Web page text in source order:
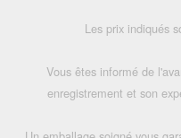
Les prix indiqués
Vous êtes informé de
enregistrement et son